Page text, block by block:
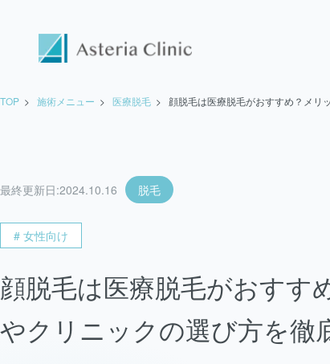
TOP > 施術メニュー > 医療脱毛 > 顔脱毛は医療脱毛がおすすめ？メリ
最終更新日:2024.10.16 脱毛
# 女性向け
顔脱毛は医療脱毛がおすす
やクリニックの選び方を徹